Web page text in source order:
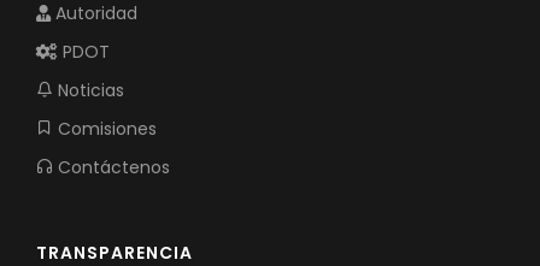
Autoridad
PDOT
Noticias
Comisiones
Contáctenos
TRANSPARENCIA